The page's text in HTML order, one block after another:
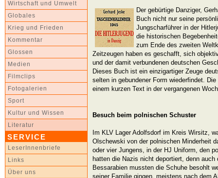
Wirtschaft und Umwelt
Globales
Krieg und Frieden
Kommentar
Glossen
Medien
Filmclips
Fotogalerien
Sport
Kultur und Wissen
Literatur
SERVICE
LeserInnenbriefe
Links
Über uns
Der gebürtige Danziger,
Buch nicht nur seine
Jungscharführer in der
die historischen
zum Ende des zweiten
Zeitzeugen haben es geschafft, sich
und der damit verbundenen deutschen
Dieses Buch ist ein einzigartiger Zeuge
selten in gebundener Form wiederfindet.
einem kurzen Text in der vergangenen
Besuch beim polnischen Schuster
Im KLV Lager Adolfsdorf im Kreis Wirsitz,
Olschewski von der polnischen Minderheit
oder vier Jungens, in der HJ Uniform, den
hatten die Nazis nicht deportiert, denn
Bessarabien mussten die Schuhe besohlt
seiner Familie gingen, meistens nach dem